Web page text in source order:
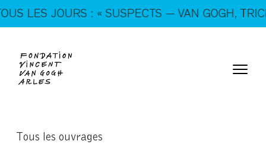
En ce moment, tous les jours : « SUSPECTS — VAN
GOGH, TRICKSTERS & CO. »
JOURS : « SUSPECTS — VAN GOGH,
Tous les ouvrages